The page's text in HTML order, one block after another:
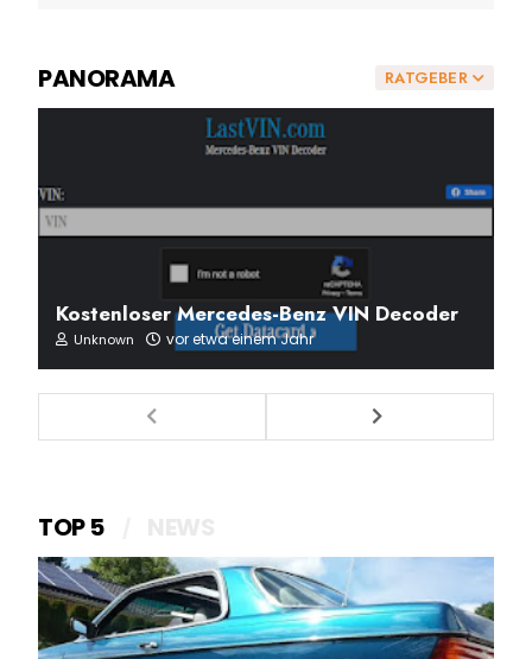
RATGEBER
PANORAMA
Kostenloser Mercedes-Benz VIN Decoder
Unknown vor etwa einem Jahr
TOP 5